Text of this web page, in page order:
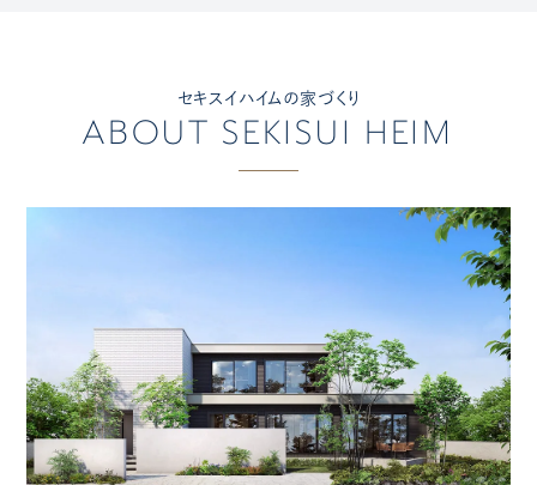
セキスイハイムの家づくり
ABOUT SEKISUI HEIM